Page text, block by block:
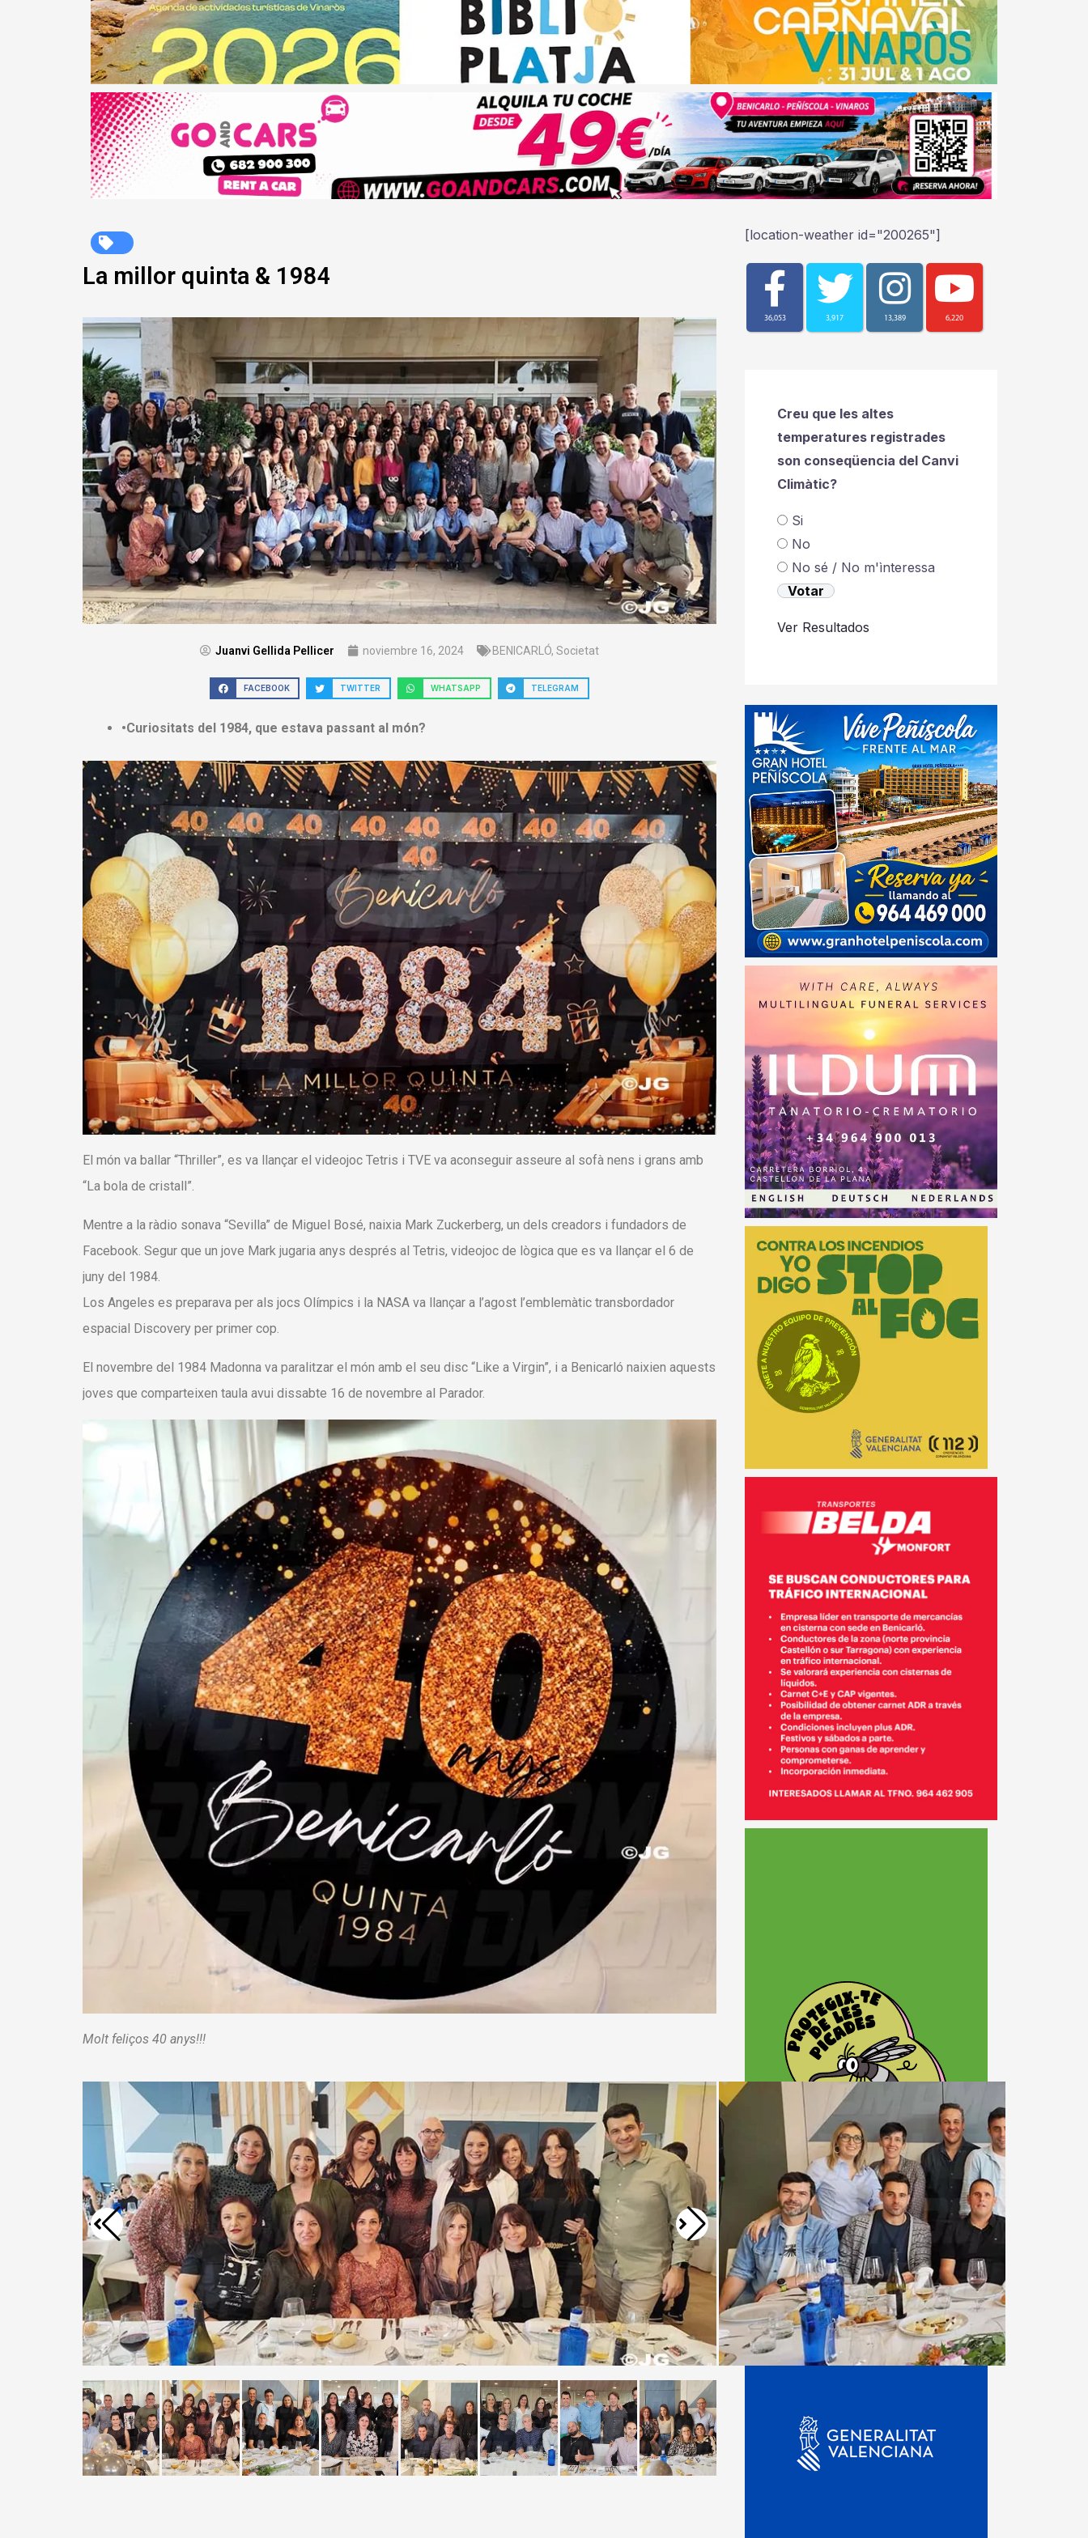
La millor quinta & 1984
Juanvi Gellida Pellicer noviembre 16, 2024 BENICARLÓ, Societat
FACEBOOK TWITTER WHATSAPP TELEGRAM
•Curiositats del 1984, que estava passant al món?
El món va ballar “Thriller”, es va llançar el videojoc Tetris i TVE va aconseguir asseure al sofà nens i grans amb
“La bola de cristall”.
Mentre a la ràdio sonava “Sevilla” de Miguel Bosé, naixia Mark Zuckerberg, un dels creadors i fundadors de
Facebook. Segur que un jove Mark jugaria anys després al Tetris, videojoc de lògica que es va llançar el 6 de
juny del 1984.
Los Angeles es preparava per als jocs Olímpics i la NASA va llançar a l’agost l’emblemàtic transbordador
espacial Discovery per primer cop.
El novembre del 1984 Madonna va paralitzar el món amb el seu disc “Like a Virgin”, i a Benicarló naixien aquests
joves que comparteixen taula avui dissabte 16 de novembre al Parador.
Molt feliços 40 anys!!!
[location-weather id="200265"]
36,053 3,917 13,389 6,220
Creu que les altes
temperatures registrades
son conseqüencia del Canvi
Climàtic?
Si
No
No sé / No m'ìnteressa
Ver Resultados